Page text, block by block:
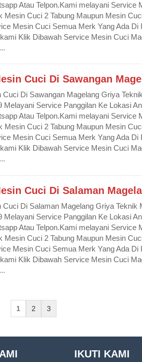
Atau Telpon.Kami melayani Service
Mesin Cuci 2 Tabung Maupun Mesin
Mesin Cuci Semua Merk Yang Ada Di
Klik Dibawah Service Mesin Cuci
Cuci Di Sawangan
Cuci Di Sawangan Magelang Griya
Melayani Service Panggilan Ke Lokasi
Atau Telpon.Kami melayani Service
Mesin Cuci 2 Tabung Maupun Mesin
Mesin Cuci Semua Merk Yang Ada Di
Klik Dibawah Service Mesin Cuci
Cuci Di Salaman
Cuci Di Salaman Magelang Griya Teknik
Melayani Service Panggilan Ke Lokasi
Atau Telpon.Kami melayani Service
Mesin Cuci 2 Tabung Maupun Mesin
Mesin Cuci Semua Merk Yang Ada Di
Klik Dibawah Service Mesin Cuci
1 2 3
IKUTI KAMI